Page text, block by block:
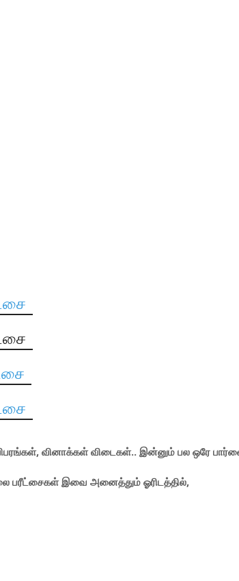
வினாக்கள் விடைகள்.. இன்னும் பல ஒரே
பரீட்சைகள் இவை அனைத்தும் ஓரிடத்தில்,